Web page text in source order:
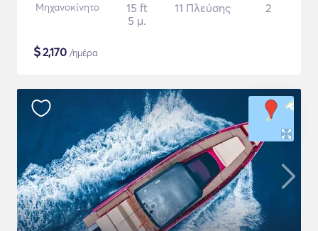
Μηχανοκίνητο
15 ft
5 μ.
11 Πλεύσης 2
$2,170 /ημέρα